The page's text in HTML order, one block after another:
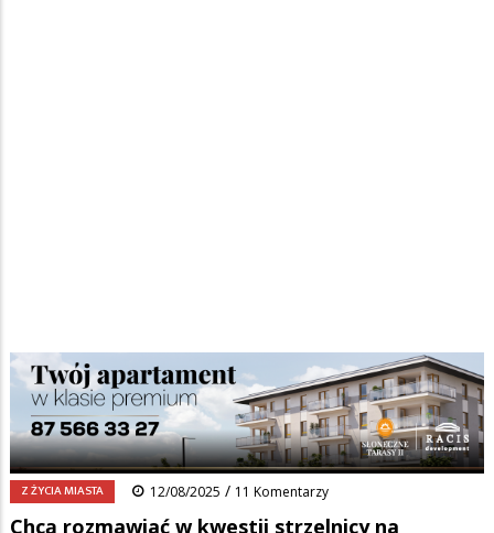
Ścieżka
nawigacyjna
Strona główna/Wiadomości/Z życia miasta/
Chcą rozmawiać w kwestii strzelnicy na Staniszewskiego
FacebookPinterestTumblr
0 Reddit Share
Z ŻYCIA MIASTA 12/08/2025 / 11 Komentarzy
Chcą rozmawiać w kwestii strzelnicy na